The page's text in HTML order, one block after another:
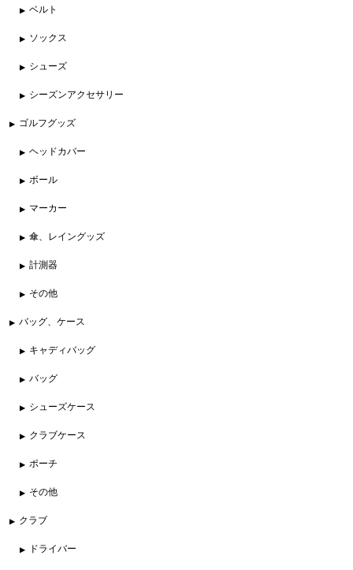
ベルト
ソックス
シューズ
シーズンアクセサリー
ゴルフグッズ
ヘッドカバー
ボール
マーカー
傘、レイングッズ
計測器
その他
バッグ、ケース
キャディバッグ
バッグ
シューズケース
クラブケース
ポーチ
その他
クラブ
ドライバー